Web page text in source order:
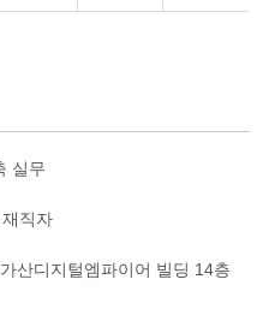
실무
직자
산디지털엠파이어 빌딩 14층